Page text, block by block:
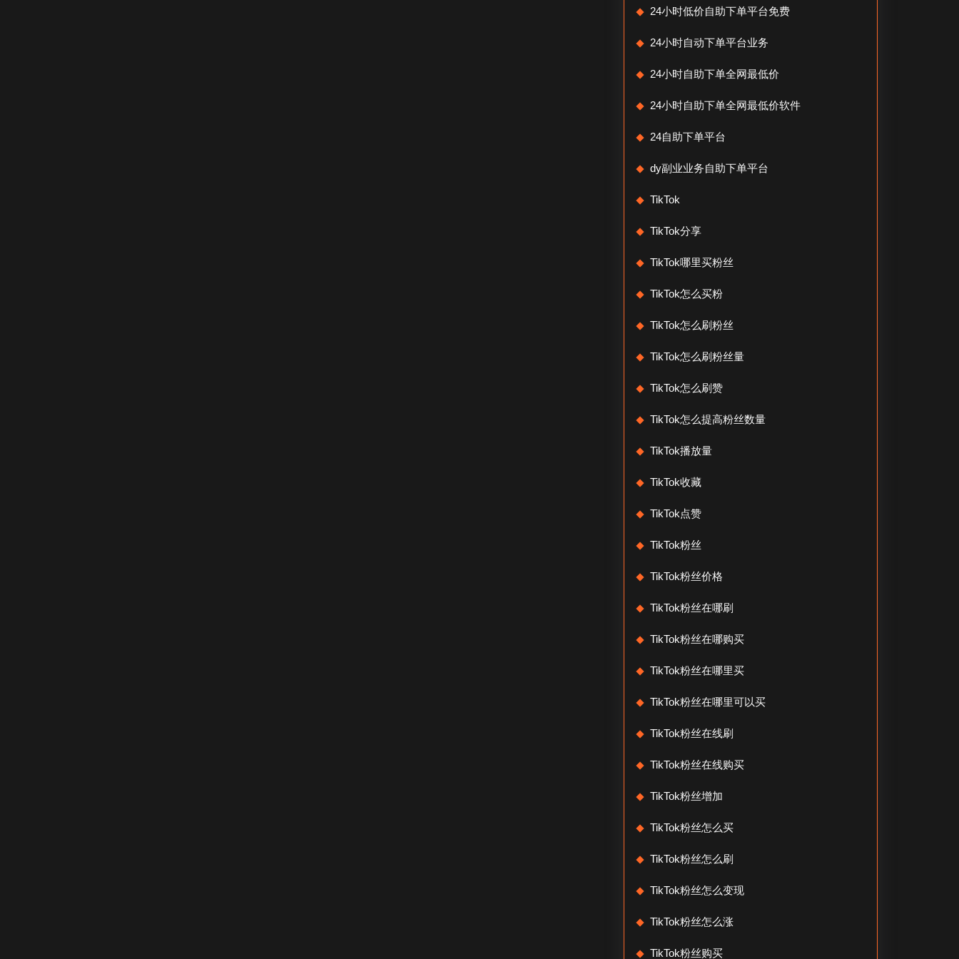
24小时低价自助下单平台免费
24小时自动下单平台业务
24小时自助下单全网最低价
24小时自助下单全网最低价软件
24自助下单平台
dy副业业务自助下单平台
TikTok
TikTok分享
TikTok哪里买粉丝
TikTok怎么买粉
TikTok怎么刷粉丝
TikTok怎么刷粉丝量
TikTok怎么刷赞
TikTok怎么提高粉丝数量
TikTok播放量
TikTok收藏
TikTok点赞
TikTok粉丝
TikTok粉丝价格
TikTok粉丝在哪刷
TikTok粉丝在哪购买
TikTok粉丝在哪里买
TikTok粉丝在哪里可以买
TikTok粉丝在线刷
TikTok粉丝在线购买
TikTok粉丝增加
TikTok粉丝怎么买
TikTok粉丝怎么刷
TikTok粉丝怎么变现
TikTok粉丝怎么涨
TikTok粉丝购买